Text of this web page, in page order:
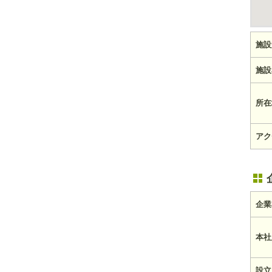
施
施
所
ア
企
本